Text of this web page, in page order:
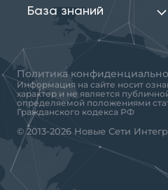
База знаний
Политика
Информация на сайте носит
характер и не является
определяемой положениями
Гражданского кодекса РФ
© 2013-2026 Новые Сети